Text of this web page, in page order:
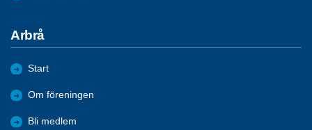
Arbrå
Start
Om föreningen
Bli medlem